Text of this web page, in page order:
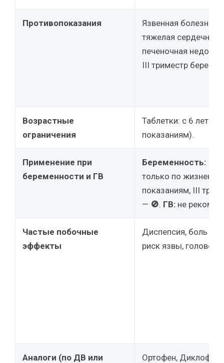
Противопоказания
Язвенная болезнь
тяжелая сердечная,
печеночная
III триместр
Возрастные
ограничения
Таблетки: с 6 лет
показаниям).
Применение при
беременности и ГВ
Беременность:
только по
показаниям, III трим.
— 🚫. ГВ: не
Частые побочные
эффекты
Диспепсия, боль в
риск язвы,
Аналоги (по ДВ или Ортофен,